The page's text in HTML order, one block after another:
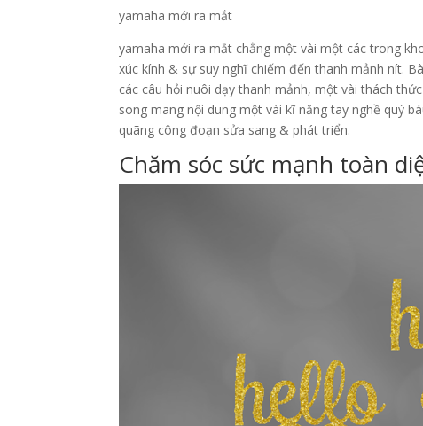
yamaha mới ra mắt
yamaha mới ra mắt chẳng một vài một các trong
xúc kính & sự suy nghĩ chiếm đến thanh mảnh nít.
các câu hỏi nuôi dạy thanh mảnh, một vài thách
song mang nội dung một vài kĩ năng tay nghề quý
quãng công đoạn sửa sang & phát triển.
Chăm sóc sức mạnh toàn